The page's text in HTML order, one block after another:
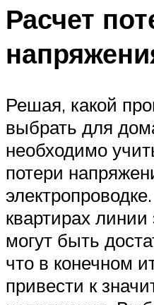
Расчет
Решая, какой
выбрать для
необходимо
потери
квартирах линии
могут быть
что в конечном
привести к